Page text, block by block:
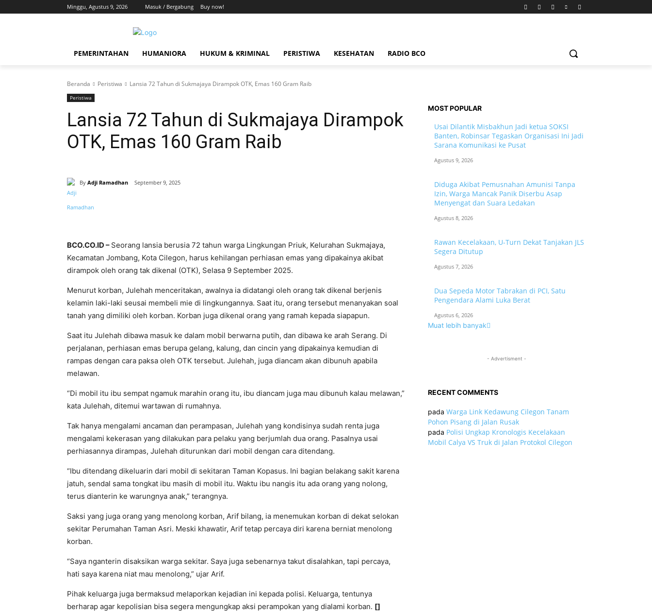
Minggu, Agustus 9, 2026 Masuk / Bergabung Buy now!
PEMERINTAHAN HUMANIORA HUKUM & KRIMINAL PERISTIWA KESEHATAN RADIO BCO
Beranda Peristiwa Lansia 72 Tahun di Sukmajaya Dirampok OTK, Emas 160 Gram Raib
Peristiwa
Lansia 72 Tahun di Sukmajaya Dirampok
OTK, Emas 160 Gram Raib
By Adji Ramadhan September 9, 2025
Bagikan
BCO.CO.ID – Seorang lansia berusia 72 tahun warga Lingkungan Priuk, Kelurahan Sukmajaya,
Kecamatan Jombang, Kota Cilegon, harus kehilangan perhiasan emas yang dipakainya akibat
dirampok oleh orang tak dikenal (OTK), Selasa 9 September 2025.
Menurut korban, Julehah menceritakan, awalnya ia didatangi oleh orang tak dikenal berjenis
kelamin laki-laki seusai membeli mie di lingkungannya. Saat itu, orang tersebut menanyakan soal
tanah yang dimiliki oleh korban. Korban juga dikenal orang yang ramah kepada siapapun.
Saat itu Julehah dibawa masuk ke dalam mobil berwarna putih, dan dibawa ke arah Serang. Di
perjalanan, perhiasan emas berupa gelang, kalung, dan cincin yang dipakainya kemudian di
rampas dengan cara paksa oleh OTK tersebut. Julehah, juga diancam akan dibunuh apabila
melawan.
“Di mobil itu ibu sempat ngamuk marahin orang itu, ibu diancam juga mau dibunuh kalau melawan,”
kata Julehah, ditemui wartawan di rumahnya.
Tak hanya mengalami ancaman dan perampasan, Julehah yang kondisinya sudah renta juga
mengalami kekerasan yang dilakukan para pelaku yang berjumlah dua orang. Pasalnya usai
perhiasannya dirampas, Julehah diturunkan dari mobil dengan cara ditendang.
“Ibu ditendang dikeluarin dari mobil di sekitaran Taman Kopasus. Ini bagian belakang sakit karena
jatuh, sendal sama tongkat ibu masih di mobil itu. Waktu ibu nangis itu ada orang yang nolong,
terus dianterin ke warungnya anak,” terangnya.
Saksi yang juga orang yang menolong korban, Arif bilang, ia menemukan korban di dekat selokan
sekitar Perumahan Taman Asri. Meski khawatir, Arif tetap percaya diri karena berniat menolong
korban.
“Saya nganterin disaksikan warga sekitar. Saya juga sebenarnya takut disalahkan, tapi percaya,
hati saya karena niat mau menolong,” ujar Arif.
Pihak keluarga juga bermaksud melaporkan kejadian ini kepada polisi. Keluarga, tentunya
berharap agar kepolisian bisa segera mengungkap aksi perampokan yang dialami korban. []
MOST POPULAR
Usai Dilantik Misbakhun Jadi ketua SOKSI
Banten, Robinsar Tegaskan Organisasi Ini Jadi
Sarana Komunikasi ke Pusat
Agustus 9, 2026
Diduga Akibat Pemusnahan Amunisi Tanpa
Izin, Warga Mancak Panik Diserbu Asap
Menyengat dan Suara Ledakan
Agustus 8, 2026
Rawan Kecelakaan, U-Turn Dekat Tanjakan JLS
Segera Ditutup
Agustus 7, 2026
Dua Sepeda Motor Tabrakan di PCI, Satu
Pengendara Alami Luka Berat
Agustus 6, 2026
Muat lebih banyak
- Advertisment -
RECENT COMMENTS
pada Warga Link Kedawung Cilegon Tanam
Pohon Pisang di Jalan Rusak
pada Polisi Ungkap Kronologis Kecelakaan
Mobil Calya VS Truk di Jalan Protokol Cilegon